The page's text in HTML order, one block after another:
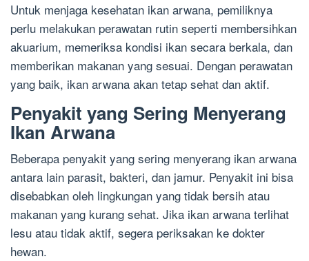
Untuk menjaga kesehatan ikan arwana, pemiliknya
perlu melakukan perawatan rutin seperti membersihkan
akuarium, memeriksa kondisi ikan secara berkala, dan
memberikan makanan yang sesuai. Dengan perawatan
yang baik, ikan arwana akan tetap sehat dan aktif.
Penyakit yang Sering Menyerang
Ikan Arwana
Beberapa penyakit yang sering menyerang ikan arwana
antara lain parasit, bakteri, dan jamur. Penyakit ini bisa
disebabkan oleh lingkungan yang tidak bersih atau
makanan yang kurang sehat. Jika ikan arwana terlihat
lesu atau tidak aktif, segera periksakan ke dokter
hewan.